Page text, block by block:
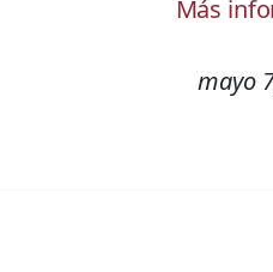
Más
mayo